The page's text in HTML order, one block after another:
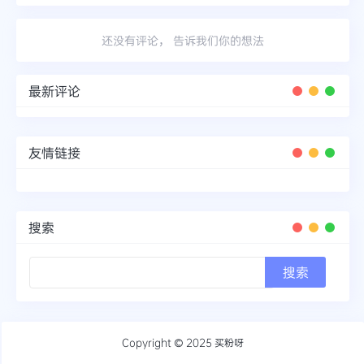
还没有评论， 告诉我们你的想法
最新评论
友情链接
搜索
Copyright © 2025 买粉呀